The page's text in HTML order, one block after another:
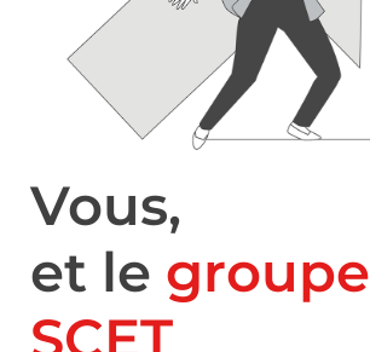
Vous,
et le groupe
SCET